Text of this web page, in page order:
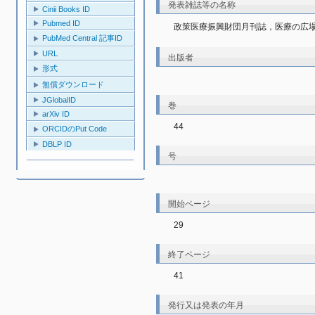
Cinii Books ID
Pubmed ID
PubMed Central 記事ID
URL
形式
無償ダウンロード
JGlobalID
arXiv ID
ORCIDのPut Code
DBLP ID
発表雑誌等の名称
政策医療振興財団月刊誌，医療の広
出版者
巻
44
号
開始ページ
29
終了ページ
41
発行又は発表の年月